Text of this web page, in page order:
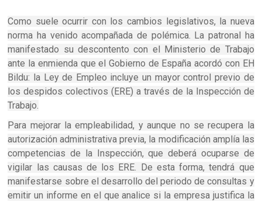
Como suele ocurrir con los cambios legislativos, la nueva
norma ha venido acompañada de polémica. La patronal ha
manifestado su descontento con el Ministerio de Trabajo
ante la enmienda que el Gobierno de España acordó con EH
Bildu: la Ley de Empleo incluye un mayor control previo de
los despidos colectivos (ERE) a través de la Inspección de
Trabajo.
Para mejorar la empleabilidad, y aunque no se recupera la
autorización administrativa previa, la modificación amplía las
competencias de la Inspección, que deberá ocuparse de
vigilar las causas de los ERE. De esta forma, tendrá que
manifestarse sobre el desarrollo del periodo de consultas y
emitir un informe en el que analice si la empresa justifica la